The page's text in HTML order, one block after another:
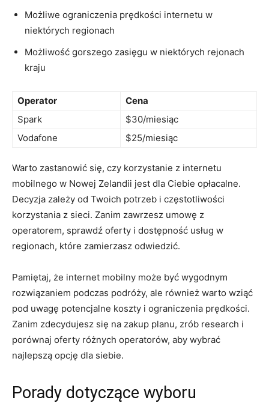
Możliwe ograniczenia‍ prędkości internetu w
niektórych regionach
Możliwość gorszego‌ zasięgu w niektórych rejonach
kraju
Operator
Cena
Spark
$30/miesiąc
Vodafone
$25/miesiąc
Warto zastanowić się,‌ czy korzystanie z internetu
mobilnego w Nowej Zelandii jest dla ⁤Ciebie opłacalne.
Decyzja zależy od Twoich ⁣potrzeb ⁤i częstotliwości
⁤korzystania z sieci. ‌Zanim zawrzesz umowę z
operatorem, ⁣sprawdź oferty i dostępność usług w
⁢regionach, które zamierzasz ​odwiedzić.
Pamiętaj, że internet mobilny może być ‌wygodnym
rozwiązaniem podczas podróży, ale ⁤również warto wziąć
⁤pod uwagę‍ potencjalne koszty i ograniczenia prędkości.
Zanim zdecydujesz się na zakup ​planu, zrób research i
porównaj oferty różnych operatorów, aby wybrać
najlepszą opcję dla siebie.
Porady dotyczące wyboru